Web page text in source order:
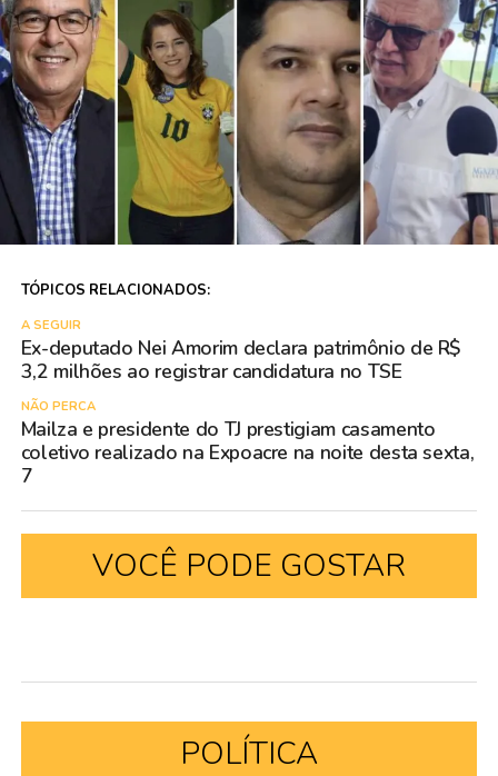
TÓPICOS RELACIONADOS:
A SEGUIR
Ex-deputado Nei Amorim declara patrimônio de R$
3,2 milhões ao registrar candidatura no TSE
NÃO PERCA
Mailza e presidente do TJ prestigiam casamento
coletivo realizado na Expoacre na noite desta sexta,
7
VOCÊ PODE GOSTAR
POLÍTICA